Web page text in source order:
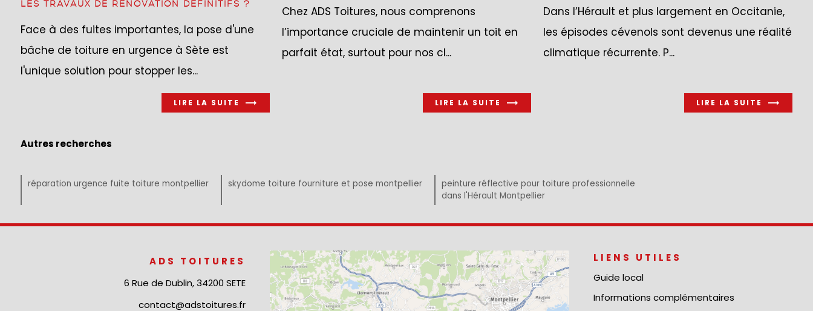
LES TRAVAUX DE RÉNOVATION DÉFINITIFS ?
Face à des fuites importantes, la pose d'une
bâche de toiture en urgence à Sète est
l'unique solution pour stopper les...
LIRE LA SUITE
Chez ADS Toitures, nous comprenons
l’importance cruciale de maintenir un toit en
parfait état, surtout pour nos cl...
LIRE LA SUITE
Dans l’Hérault et plus largement en Occitanie,
les épisodes cévenols sont devenus une réalité
climatique récurrente. P...
LIRE LA SUITE
Autres recherches
réparation urgence fuite toiture montpellier skydome toiture fourniture et pose montpellier
peinture réflective pour toiture professionnelle
dans l'Hérault Montpellier
ADS TOITURES
6 Rue de Dublin, 34200 SETE
contact@adstoitures.fr
LIENS UTILES
Guide local
Informations complémentaires